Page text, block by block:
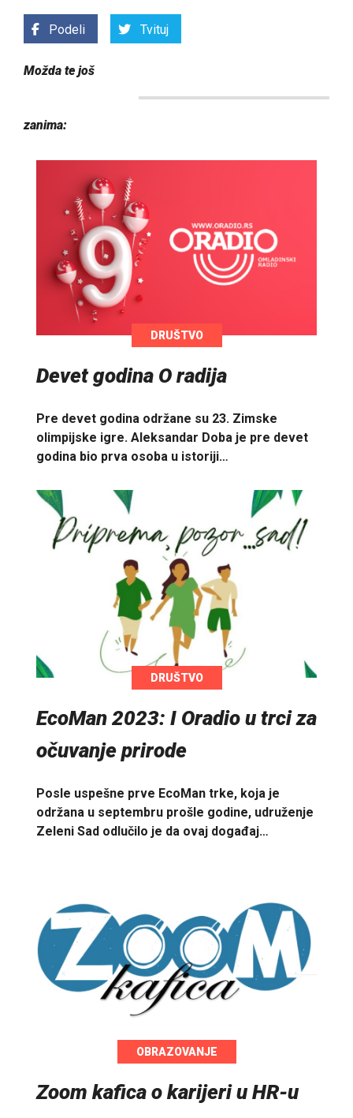
Podeli Tvituj
Možda te još
zanima:
DRUŠTVO
Devet godina O radija
Pre devet godina održane su 23. Zimske
olimpijske igre. Aleksandar Doba je pre devet
godina bio prva osoba u istoriji…
DRUŠTVO
EcoMan 2023: I Oradio u trci za
očuvanje prirode
Posle uspešne prve EcoMan trke, koja je
održana u septembru prošle godine, udruženje
Zeleni Sad odlučilo je da ovaj događaj…
OBRAZOVANJE
Zoom kafica o karijeri u HR-u